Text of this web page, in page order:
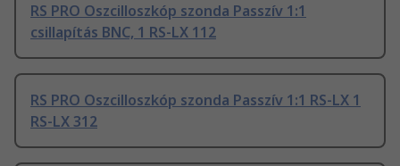
RS PRO Oszcilloszkóp szonda Passzív 1:1
csillapítás BNC, 1 RS-LX 112
RS PRO Oszcilloszkóp szonda Passzív 1:1 RS-LX 1
RS-LX 312